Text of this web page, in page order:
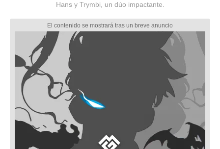
Hans y Trymbi, un dúo impactante.